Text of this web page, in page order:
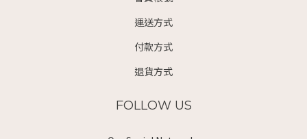
運送方式
付款方式
退貨方式
FOLLOW US